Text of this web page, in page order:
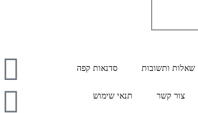
שאלות ותשובות סדנאות קפה
צור קשר תנאי שימוש